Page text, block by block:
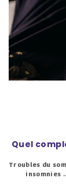
Quel
Troubles du
insomnies